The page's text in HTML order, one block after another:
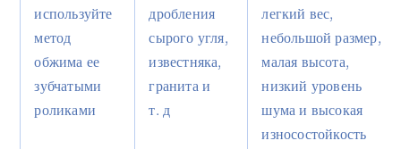
используйте
метод
обжима ее
зубчатыми
роликами
дробления
сырого угля,
известняка,
гранита и
т. д
легкий вес,
небольшой размер,
малая высота,
низкий уровень
шума и высокая
износостойкость